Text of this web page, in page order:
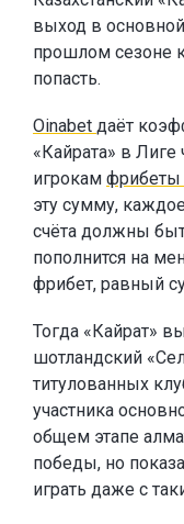
выход в
прошлом сезоне
попасть.
Oinabet даёт
«Кайрата» в
игрокам фрибеты
эту сумму,
счёта должны
пополнится на
фрибет, равный
Тогда «Кайрат»
шотландский
титулованных
участника
общем этапе
победы, но
играть даже с